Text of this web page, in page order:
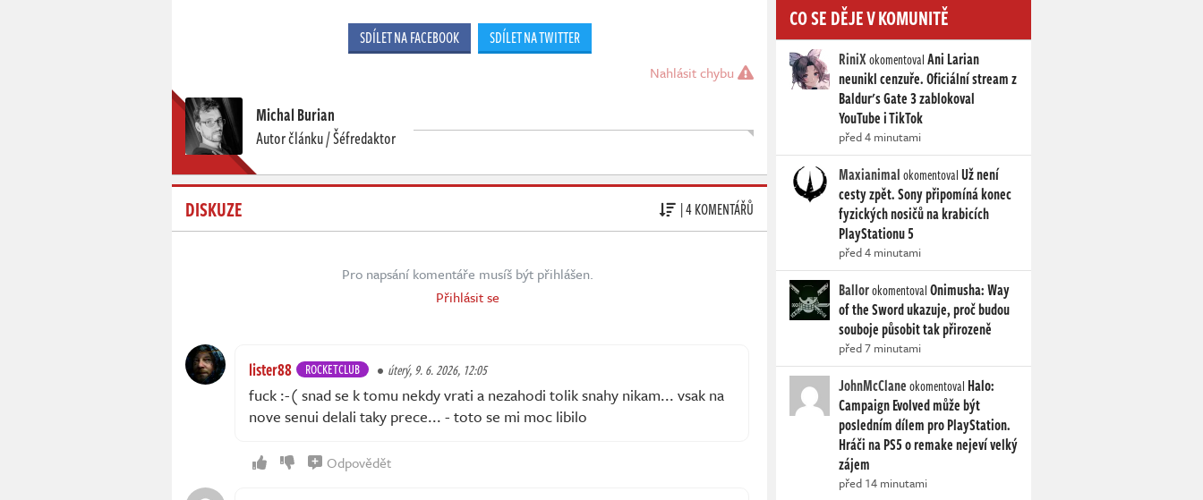
SDÍLET NA FACEBOOK SDÍLET NA TWITTER
Nahlásit chybu
Michal Burian
Autor článku / Šéfredaktor
DISKUZE | 4 KOMENTÁŘŮ
Pro napsání komentáře musíš být přihlášen.
Přihlásit se
lister88 ROCKETCLUB úterý, 9. 6. 2026, 12:05
fuck :-( snad se k tomu nekdy vrati a nezahodi tolik snahy nikam... vsak na
nove senui delali taky prece... - toto se mi moc libilo
Odpovědět
CO SE DĚJE V KOMUNITĚ
RiniXokomentovalAni Larian
neunikl cenzuře. Oficiální stream z
Baldur's Gate 3 zablokoval
YouTube i TikTok
před 4 minutami
MaxianimalokomentovalUž není
cesty zpět. Sony připomíná konec
fyzických nosičů na krabicích
PlayStationu 5
před 4 minutami
BallorokomentovalOnimusha: Way
of the Sword ukazuje, proč budou
souboje působit tak přirozeně
před 7 minutami
JohnMcClaneokomentoval Halo:
Campaign Evolved může být
posledním dílem pro PlayStation.
Hráči na PS5 o remake nejeví velký
zájem
před 14 minutami